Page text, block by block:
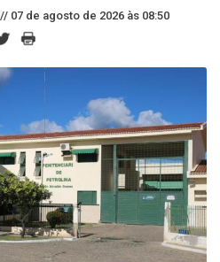
07 de agosto de 2026 às 08:50